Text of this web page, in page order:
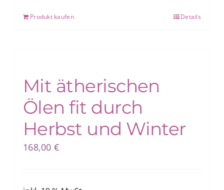
Produkt kaufen Details
Mit ätherischen
Ölen fit durch
Herbst und Winter
168,00 €